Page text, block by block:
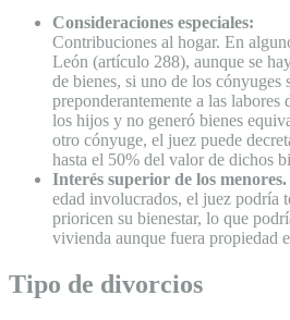
Consideraciones especiales:
Contribuciones al hogar. En
León (artículo 288), aunque se
de bienes, si uno de los cónyuges
preponderantemente a las
los hijos y no generó bienes
otro cónyuge, el juez puede
hasta el 50% del valor de dichos
Interés superior de los menores.
edad involucrados, el juez podría
prioricen su bienestar, lo que
vivienda aunque fuera propiedad
Tipo de divorcios